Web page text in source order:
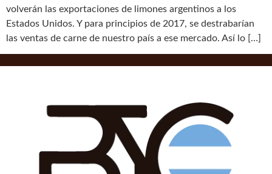
volverán las exportaciones de limones argentinos a los
Estados Unidos. Y para principios de 2017, se destrabarían
las ventas de carne de nuestro país a ese mercado. Así lo […]